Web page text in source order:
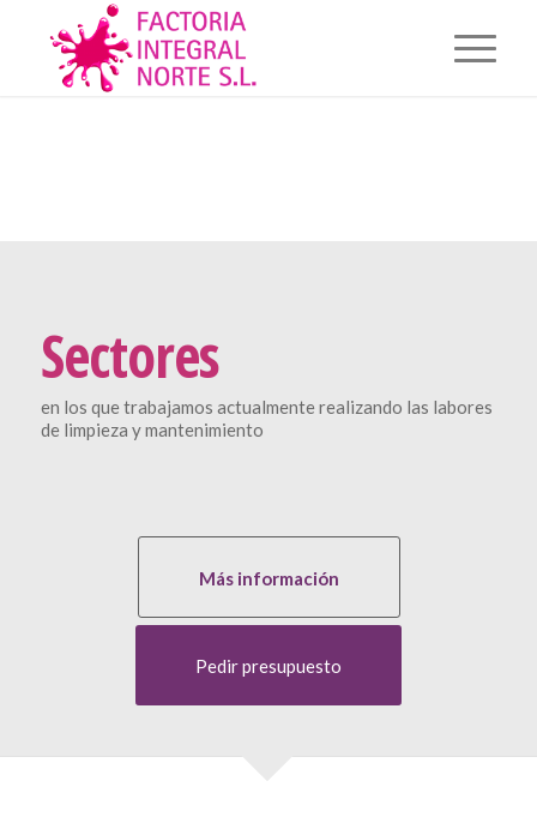
Sectores
en los que trabajamos actualmente realizando las labores
de limpieza y mantenimiento
Más información
Pedir presupuesto